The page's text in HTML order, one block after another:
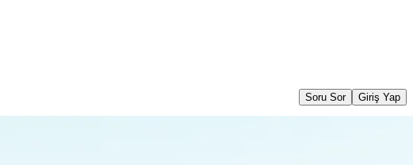
Soru Sor Giriş Yap